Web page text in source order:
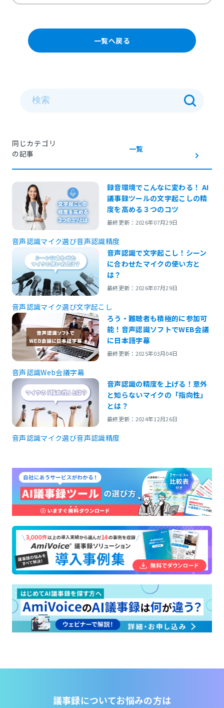
一覧へ戻る
同じカテゴリ
の記事
一覧
録音環境でこんなに変わる！ AI
議事録ツールの文字起こしの精
度を高める３つのコツ
最終更新：2026年07月29日
音声認識マイク選び音声認識精度
音声認識で文字起こし！シーン
に合わせたマイクの使い方と
は？
最終更新：2026年07月29日
音声認識マイク選び文字起こし
ろう・難聴者も積極的に参加可
能！音声認識ソフトでWEB会議
に日本語字幕
最終更新：2025年03月04日
音声認識Web会議字幕
音声認識の精度を上げる！意外
と知らないマイクの「指向性」
とは？
最終更新：2024年12月26日
音声認識マイク選び音声認識精度
議事録についてお悩みの方は